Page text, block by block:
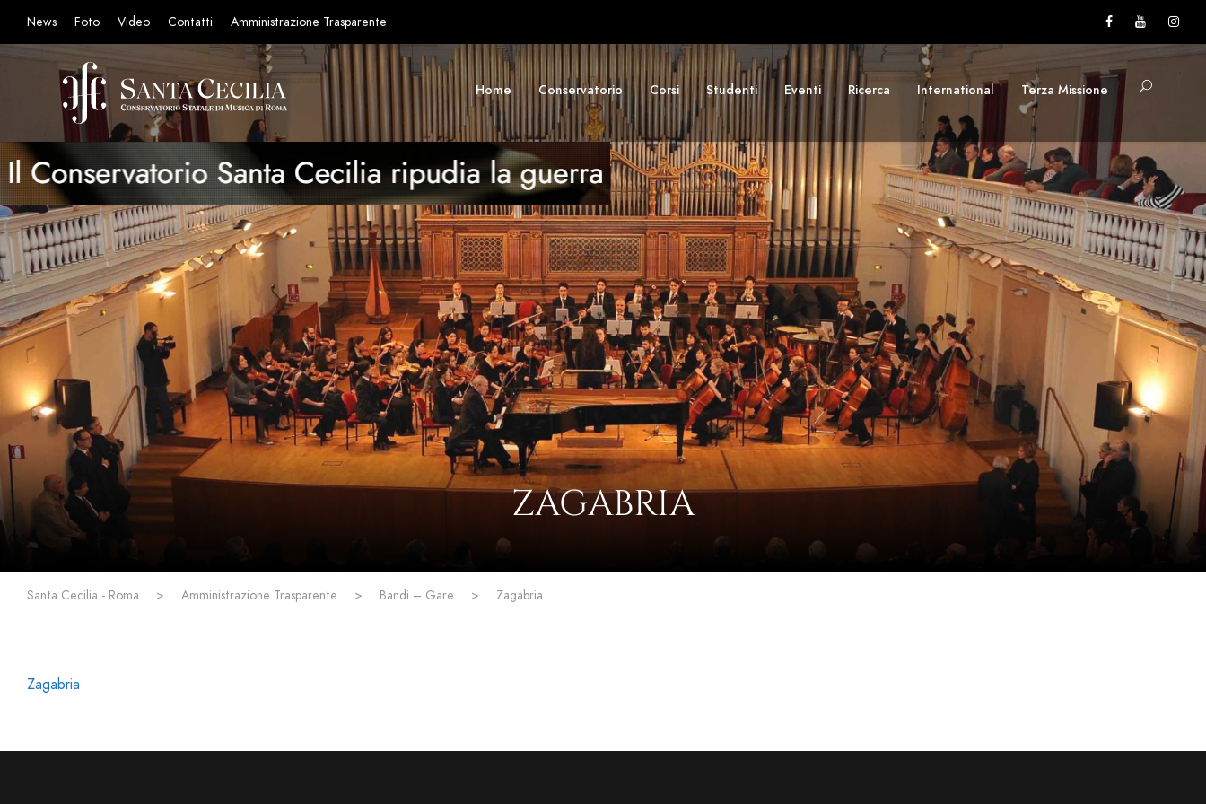
News Foto Video Contatti Amministrazione Trasparente
Home Conservatorio Corsi Studenti Eventi Ricerca International Terza Missione
ZAGABRIA
Santa Cecilia - Roma > Amministrazione Trasparente > Bandi – Gare > Zagabria
Zagabria